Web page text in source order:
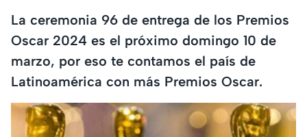
La ceremonia 96 de entrega de los Premios
Oscar 2024 es el próximo domingo 10 de
marzo, por eso te contamos el país de
Latinoamérica con más Premios Oscar.